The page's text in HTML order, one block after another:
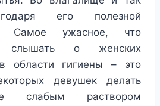
его полезной
Самое ужасное, что
слышать о женских
области гигиены – это
девушек делать
слабым раствором